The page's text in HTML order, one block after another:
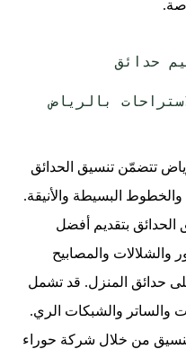
حدائق
بالرياض
تتضمّن تنسيق الحدائق
والخطوط البسيطة والأنيقة.
بتقديم أفضل
والشلالات والمصابيح
حدائق المنزل. قد تشمل
والساتر والشبكات الري.
من خلال شركة حوراء